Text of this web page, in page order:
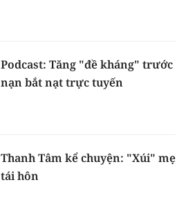
Podcast: Tăng "đề kháng" trước
nạn bắt nạt trực tuyến
Thanh Tâm kể chuyện: "Xúi" mẹ
tái hôn